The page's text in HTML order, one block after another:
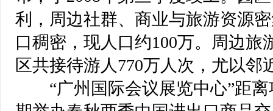
利，周边社群、商业与旅游资源
口稠密，现人口约100万。周边旅
区共接待游人770万人次，尤以邻
“广州国际会议展览中心”距离